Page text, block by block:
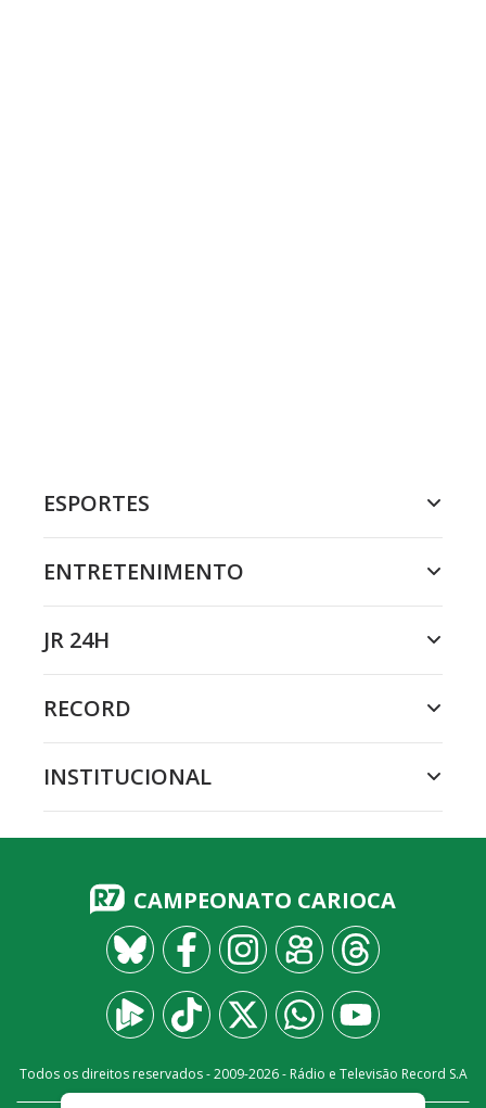
ESPORTES
ENTRETENIMENTO
JR 24H
RECORD
INSTITUCIONAL
CAMPEONATO CARIOCA
Todos os direitos reservados - 2009-2026- Rádio e Televisão Record S.A